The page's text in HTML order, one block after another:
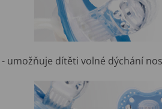
- umožňuje dítěti volné dýchání